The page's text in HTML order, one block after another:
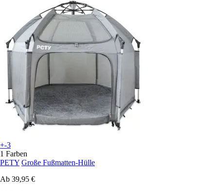
+-3
1 Farben
PETY Große Fußmatten-Hülle
Ab 39,95 €